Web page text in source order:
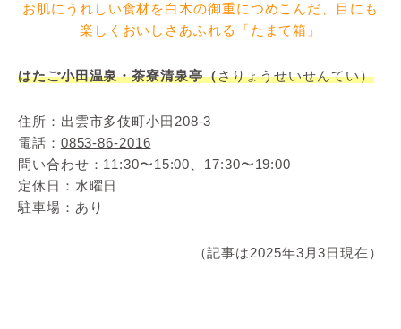
お肌にうれしい食材を白木の御重につめこんだ、目にも
楽しくおいしさあふれる「たまて箱」
はたご小田温泉・茶寮清泉亭（さりょうせいせんてい）
住所：出雲市多伎町小田208-3
電話： 0853-86-2016
問い合わせ：11:30〜15:00、17:30〜19:00
定休日：水曜日
駐車場：あり
（記事は2025年3月3日現在）